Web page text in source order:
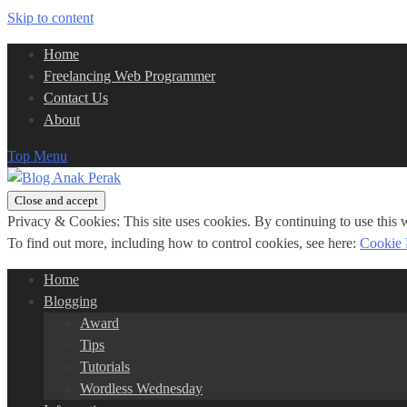
Skip to content
Home
Freelancing Web Programmer
Contact Us
About
Top Menu
Privacy & Cookies: This site uses cookies. By continuing to use this
To find out more, including how to control cookies, see here: Cookie
Home
Blogging
Award
Tips
Tutorials
Wordless Wednesday